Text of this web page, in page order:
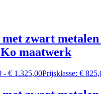
zwart
maatwerk
- € 1.325,00Prijsklasse: €